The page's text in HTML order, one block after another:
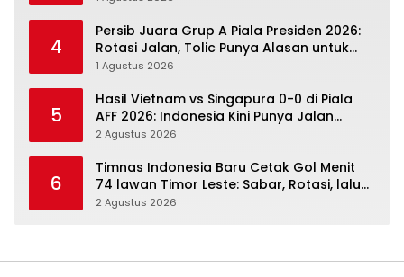
4
Persib Juara Grup A Piala Presiden 2026:
Rotasi Jalan, Tolic Punya Alasan untuk
Percaya
1 Agustus 2026
5
Hasil Vietnam vs Singapura 0-0 di Piala
AFF 2026: Indonesia Kini Punya Jalan
Terbuka
2 Agustus 2026
6
Timnas Indonesia Baru Cetak Gol Menit
74 lawan Timor Leste: Sabar, Rotasi, lalu
Pecah
2 Agustus 2026